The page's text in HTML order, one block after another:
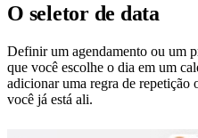
O seletor de data
Definir um agendamento ou um
que você escolhe o dia em um
adicionar uma regra de repetição
você já está ali.